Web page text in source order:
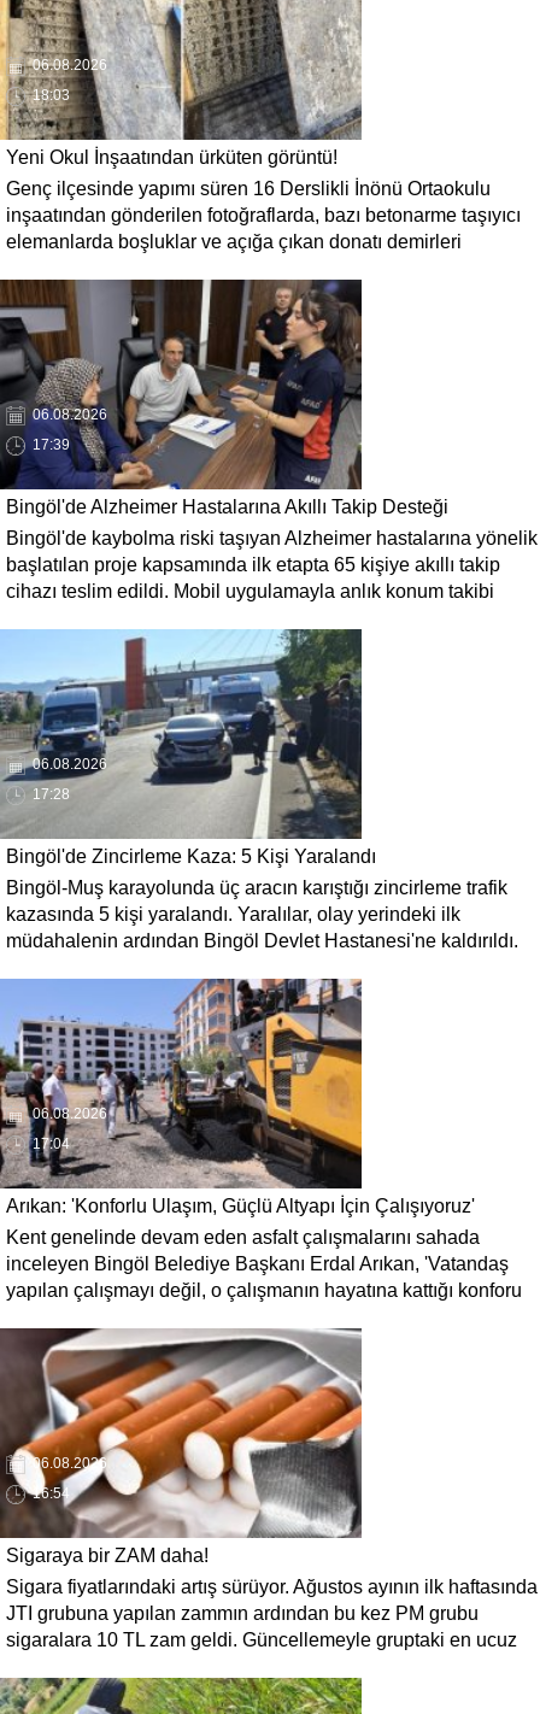
06.08.2026
18:03
Yeni Okul İnşaatından ürküten görüntü!
Genç ilçesinde yapımı süren 16 Derslikli İnönü Ortaokulu
inşaatından gönderilen fotoğraflarda, bazı betonarme taşıyıcı
elemanlarda boşluklar ve açığa çıkan donatı demirleri
oluştururken, yetkili kurumların teknik inceleme yapması
çağrısı yapıldı.
06.08.2026
17:39
Bingöl'de Alzheimer Hastalarına Akıllı Takip Desteği
Bingöl'de kaybolma riski taşıyan Alzheimer hastalarına yönelik
başlatılan proje kapsamında ilk etapta 65 kişiye akıllı takip
cihazı teslim edildi. Mobil uygulamayla anlık konum takibi
daha kısa sürede ulaşılmasını sağlaması hedefleniyor.
06.08.2026
17:28
Bingöl'de Zincirleme Kaza: 5 Kişi Yaralandı
Bingöl-Muş karayolunda üç aracın karıştığı zincirleme trafik
kazasında 5 kişi yaralandı. Yaralılar, olay yerindeki ilk
müdahalenin ardından Bingöl Devlet Hastanesi'ne kaldırıldı.
06.08.2026
17:04
Arıkan: 'Konforlu Ulaşım, Güçlü Altyapı İçin Çalışıyoruz'
Kent genelinde devam eden asfalt çalışmalarını sahada
inceleyen Bingöl Belediye Başkanı Erdal Arıkan, 'Vatandaş
yapılan çalışmayı değil, o çalışmanın hayatına kattığı konforu
çözümleri öncelediklerini söyledi. Arıkan, bu sezon yaklaşık 40
bin ton asfalt serimi gerçekleştirileceğini belirtti.
06.08.2026
16:54
Sigaraya bir ZAM daha!
Sigara fiyatlarındaki artış sürüyor. Ağustos ayının ilk haftasında
JTI grubuna yapılan zammın ardından bu kez PM grubu
sigaralara 10 TL zam geldi. Güncellemeyle gruptaki en ucuz